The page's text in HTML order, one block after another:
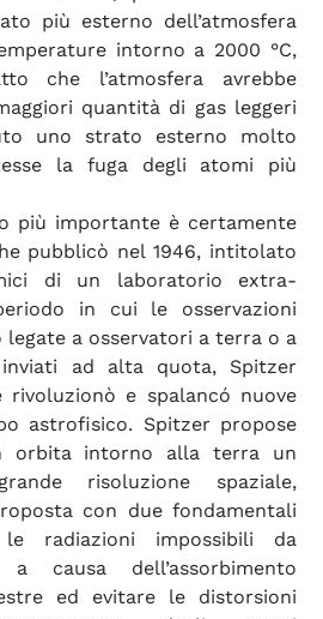
più esterno dell’atmosfera
intorno a 2000 °C,
che l’atmosfera avrebbe
quantità di gas leggeri
uno strato esterno molto
la fuga degli atomi più
più importante è certamente
pubblicò nel 1946, intitolato
di un laboratorio extra-
in cui le osservazioni
a osservatori a terra o a
ad alta quota, Spitzer
rivoluzionò e spalancó nuove
astrofisico. Spitzer propose
orbita intorno alla terra un
risoluzione spaziale,
con due fondamentali
le radiazioni impossibili da
causa dell’assorbimento
ed evitare le distorsioni